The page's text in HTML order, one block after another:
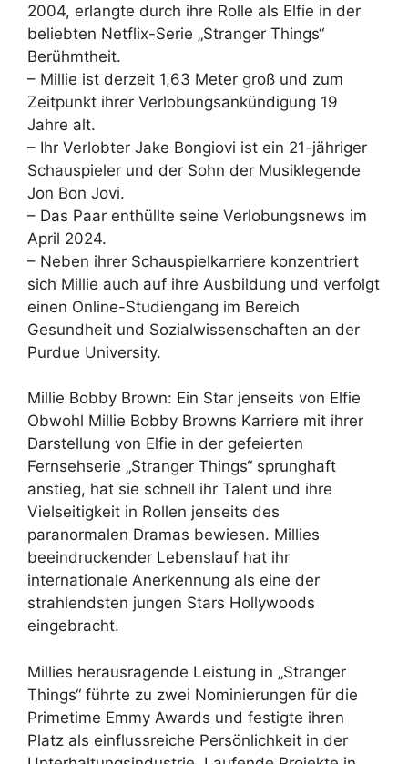
2004, erlangte durch ihre Rolle als Elfie in der
beliebten Netflix-Serie „Stranger Things“
Berühmtheit.
– Millie ist derzeit 1,63 Meter groß und zum
Zeitpunkt ihrer Verlobungsankündigung 19
Jahre alt.
– Ihr Verlobter Jake Bongiovi ist ein 21-jähriger
Schauspieler und der Sohn der Musiklegende
Jon Bon Jovi.
– Das Paar enthüllte seine Verlobungsnews im
April 2024.
– Neben ihrer Schauspielkarriere konzentriert
sich Millie auch auf ihre Ausbildung und verfolgt
einen Online-Studiengang im Bereich
Gesundheit und Sozialwissenschaften an der
Purdue University.
Millie Bobby Brown: Ein Star jenseits von Elfie
Obwohl Millie Bobby Browns Karriere mit ihrer
Darstellung von Elfie in der gefeierten
Fernsehserie „Stranger Things“ sprunghaft
anstieg, hat sie schnell ihr Talent und ihre
Vielseitigkeit in Rollen jenseits des
paranormalen Dramas bewiesen. Millies
beeindruckender Lebenslauf hat ihr
internationale Anerkennung als eine der
strahlendsten jungen Stars Hollywoods
eingebracht.
Millies herausragende Leistung in „Stranger
Things“ führte zu zwei Nominierungen für die
Primetime Emmy Awards und festigte ihren
Platz als einflussreiche Persönlichkeit in der